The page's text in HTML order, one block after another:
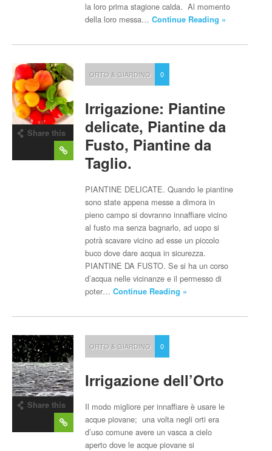
la loro prima stagione calda. Al momento
della loro messa…Continue Reading »
Share this
ORTO & GIARDINO 0
Irrigazione: Piantine
delicate, Piantine da
Fusto, Piantine da
Taglio.
PIANTINE DELICATE. Quando le piantine
sono state appena messe a dimora in
pieno campo si dovranno innaffiare vicino
al fusto ma senza bagnarlo, ad uopo si
potrà scavare vicino ad esse un piccolo
buco dove dare acqua in sicurezza.
PIANTINE DA FUSTO. Se si ha un corso
d’acqua nelle vicinanze e il permesso di
poter…Continue Reading »
Share this
ORTO & GIARDINO 0
Irrigazione dell’Orto
Il modo migliore per innaffiare è usare le
acque piovane; una volta negli orti era
d’uso comune avere un vasca a cielo
aperto dove le acque piovane si